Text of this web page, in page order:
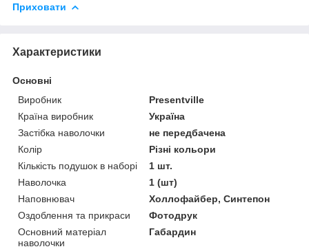
Приховати
Характеристики
Основні
Виробник
Presentville
Країна виробник
Україна
Застібка наволочки
не передбачена
Колір
Різні кольори
Кількість подушок в наборі
1 шт.
Наволочка
1 (шт)
Наповнювач
Холлофайбер, Синтепон
Оздоблення та прикраси
Фотодрук
Основний матеріал
наволочки
Габардин